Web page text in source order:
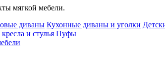
мягкой мебели.
диваны Кухонные диваны и уголки
и стулья Пуфы